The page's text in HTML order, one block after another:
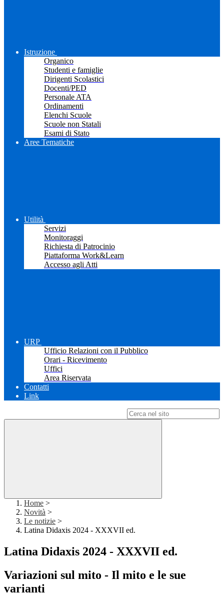
Istruzione
Organico
Studenti e famiglie
Dirigenti Scolastici
Docenti/PED
Personale ATA
Ordinamenti
Elenchi Scuole
Scuole non Statali
Esami di Stato
Aree Tematiche
Utilità
Servizi
Monitoraggi
Richiesta di Patrocinio
Piattaforma Work&Learn
Accesso agli Atti
URP
Ufficio Relazioni con il Pubblico
Orari - Ricevimento
Uffici
Area Riservata
Contatti
Link
Home >
Novità >
Le notizie >
Latina Didaxis 2024 - XXXVII ed.
Latina Didaxis 2024 - XXXVII ed.
Variazioni sul mito - Il mito e le sue
varianti